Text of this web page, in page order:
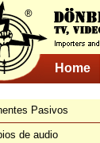
Home
Pasivos
de audio